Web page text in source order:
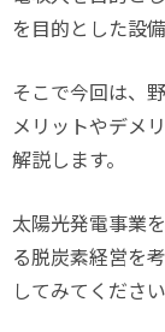
を目的とした設
そこで今回は、
メリットやデメ
解説します。
太陽光発電事業
る脱炭素経営を
してみてください